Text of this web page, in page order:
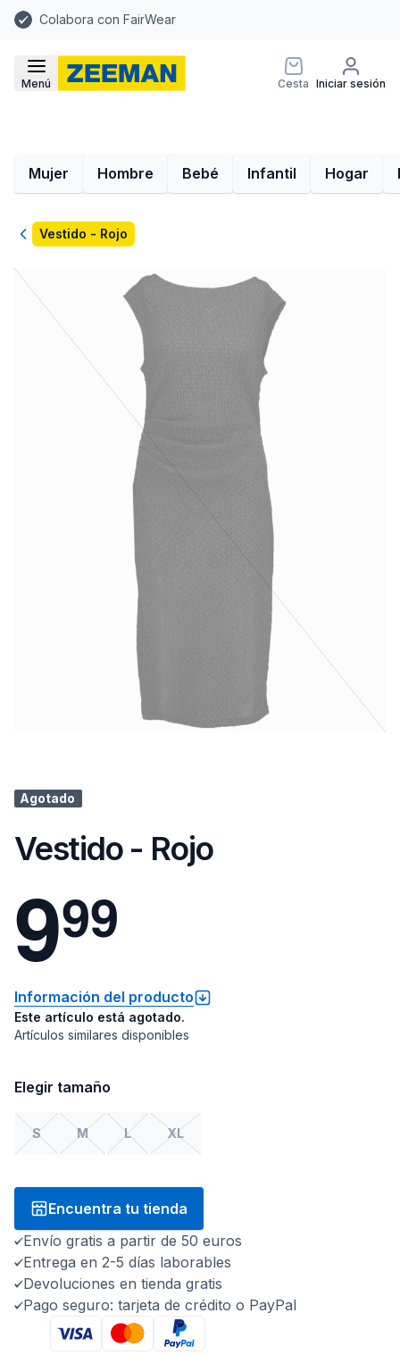
Colabora con FairWear
Menú Cesta Iniciar sesión
Mujer Hombre Bebé Infantil Hogar
VolverVestido - Rojo
Agotado
Vestido - Rojo
999
Información del producto
Este artículo está agotado.
Artículos similares disponibles
Elegir tamaño
S M L XL
Encuentra tu tienda
Envío gratis a partir de 50 euros
Entrega en 2-5 días laborables
Devoluciones en tienda gratis
Pago seguro: tarjeta de crédito o PayPal